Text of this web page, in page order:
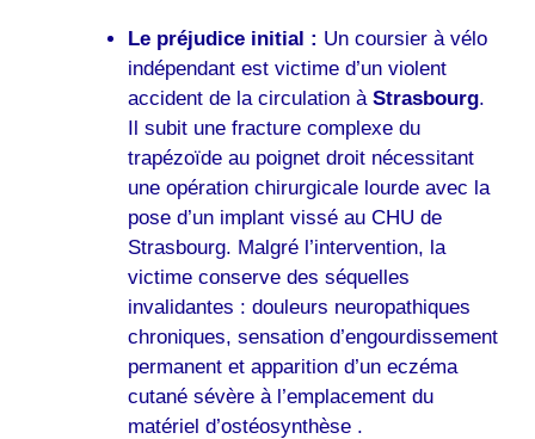
Le préjudice initial : Un coursier à vélo
indépendant est victime d’un violent
accident de la circulation à Strasbourg.
Il subit une fracture complexe du
trapézoïde au poignet droit nécessitant
une opération chirurgicale lourde avec la
pose d’un implant vissé au CHU de
Strasbourg. Malgré l’intervention, la
victime conserve des séquelles
invalidantes : douleurs neuropathiques
chroniques, sensation d’engourdissement
permanent et apparition d’un eczéma
cutané sévère à l’emplacement du
matériel d’ostéosynthèse .